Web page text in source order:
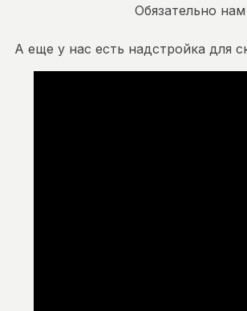
Обязательно нам
А еще у нас есть надстройка для